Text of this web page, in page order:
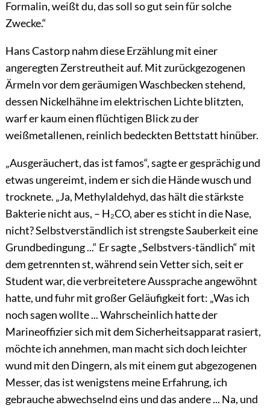
Formalin, weißt du, das soll so gut sein für solche
Zwecke.“
Hans Castorp nahm diese Erzählung mit einer
angeregten Zerstreutheit auf. Mit zurückgezogenen
Ärmeln vor dem geräumigen Waschbecken stehend,
dessen Nickelhähne im elektrischen Lichte blitzten,
warf er kaum einen flüchtigen Blick zu der
weißmetallenen, reinlich bedeckten Bettstatt hinüber.
„Ausgeräuchert, das ist famos“, sagte er gesprächig und
etwas ungereimt, indem er sich die Hände wusch und
trocknete. „Ja, Methylaldehyd, das hält die stärkste
Bakterie nicht aus, – H₂CO, aber es sticht in die Nase,
nicht? Selbstverständlich ist strengste Sauberkeit eine
Grundbedingung ...“ Er sagte „Selbstvers-tändlich“ mit
dem getrennten st, während sein Vetter sich, seit er
Student war, die verbreitetere Aussprache angewöhnt
hatte, und fuhr mit großer Geläufigkeit fort: „Was ich
noch sagen wollte ... Wahrscheinlich hatte der
Marineoffizier sich mit dem Sicherheitsapparat rasiert,
möchte ich annehmen, man macht sich doch leichter
wund mit den Dingern, als mit einem gut abgezogenen
Messer, das ist wenigstens meine Erfahrung, ich
gebrauche abwechselnd eins und das andere ... Na, und